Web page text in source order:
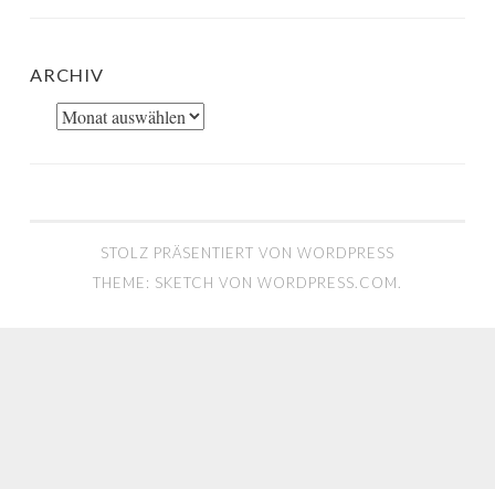
ARCHIV
Archiv
STOLZ PRÄSENTIERT VON WORDPRESS
THEME: SKETCH VON WORDPRESS.COM